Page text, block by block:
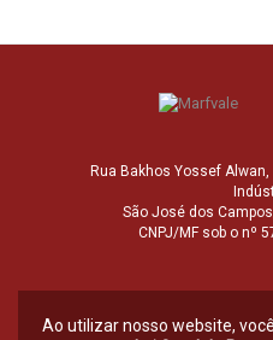
Rua Bakhos Yossef
São José dos
CNPJ/MF sob o nº
Ao utilizar nosso website,